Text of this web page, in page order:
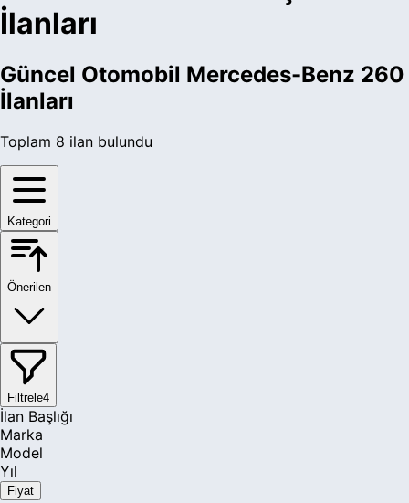
İlanları
Güncel Otomobil Mercedes-Benz 260
İlanları
Toplam 8 ilan bulundu
Kategori
Önerilen
Filtrele4
İlan Başlığı
Marka
Model
Yıl
Fiyat